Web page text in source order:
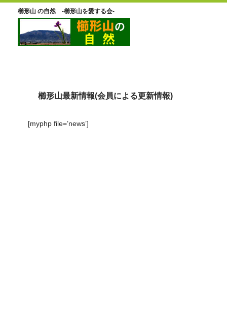
櫛形山 の自然 -櫛形山を愛する会-
櫛形山最新情報(会員による更新情報)
[myphp file=’news’]